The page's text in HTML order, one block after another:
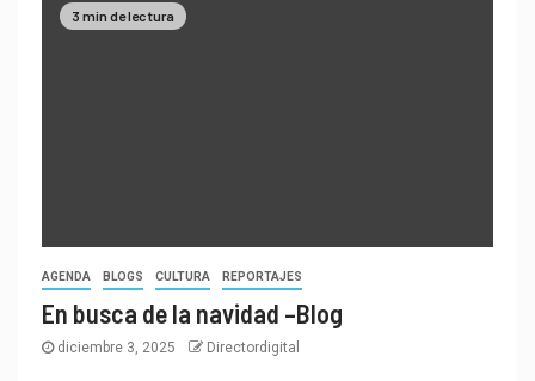
3 min de lectura
AGENDA BLOGS CULTURA REPORTAJES
En busca de la navidad –Blog
diciembre 3, 2025 Directordigital